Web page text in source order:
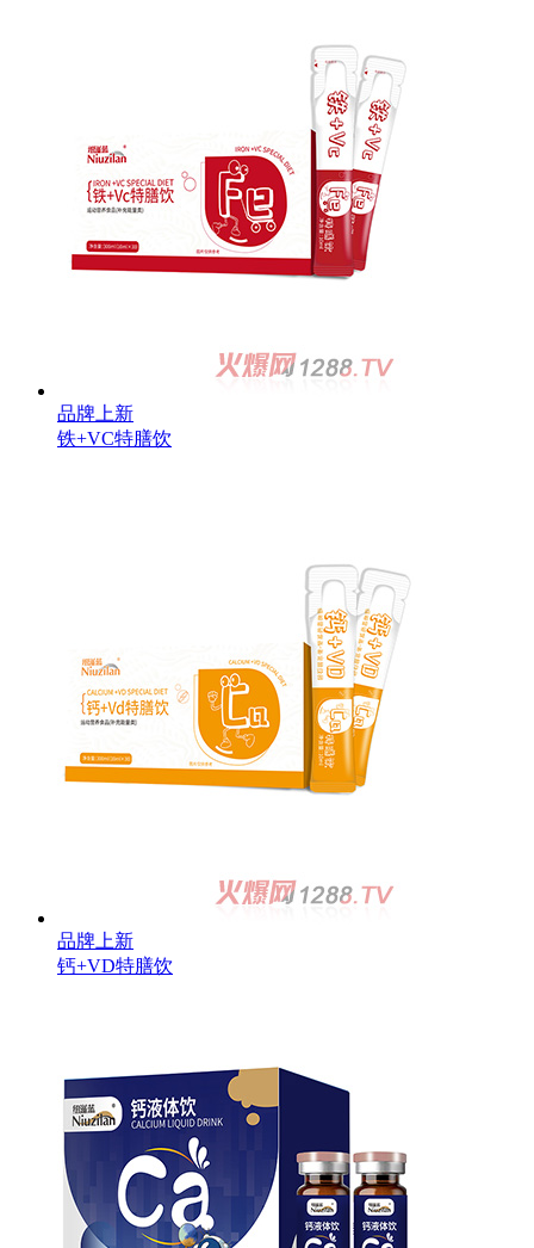
品牌上新
铁+VC特膳饮
品牌上新
钙+VD特膳饮